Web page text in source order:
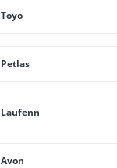
Toyo
Petlas
Laufenn
Avon